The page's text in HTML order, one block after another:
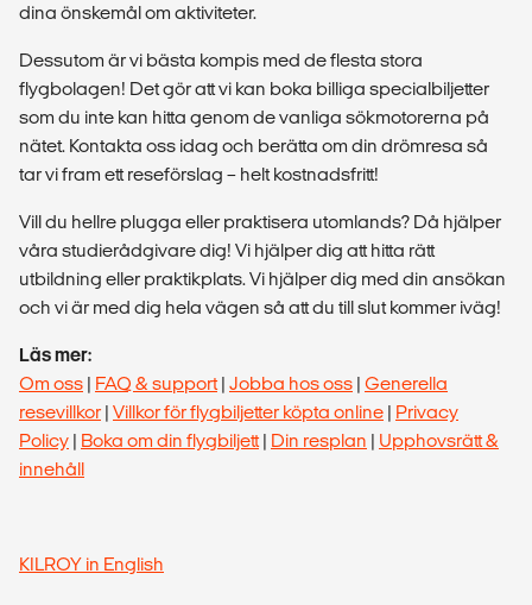
dina önskemål om aktiviteter.
Dessutom är vi bästa kompis med de flesta stora
flygbolagen! Det gör att vi kan boka billiga specialbiljetter
som du inte kan hitta genom de vanliga sökmotorerna på
nätet. Kontakta oss idag och berätta om din drömresa så
tar vi fram ett reseförslag – helt kostnadsfritt!
Vill du hellre plugga eller praktisera utomlands? Då hjälper
våra studierådgivare dig! Vi hjälper dig att hitta rätt
utbildning eller praktikplats. Vi hjälper dig med din ansökan
och vi är med dig hela vägen så att du till slut kommer iväg!
Läs mer:
Om oss | FAQ & support| Jobba hos oss | Generella
resevillkor | Villkor för flygbiljetter köpta online | Privacy
Policy | Boka om din flygbiljett| Din resplan | Upphovsrätt &
innehåll
KILROY in English